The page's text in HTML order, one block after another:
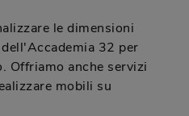
le dimensioni
32 per
Offriamo anche servizi
mobili su